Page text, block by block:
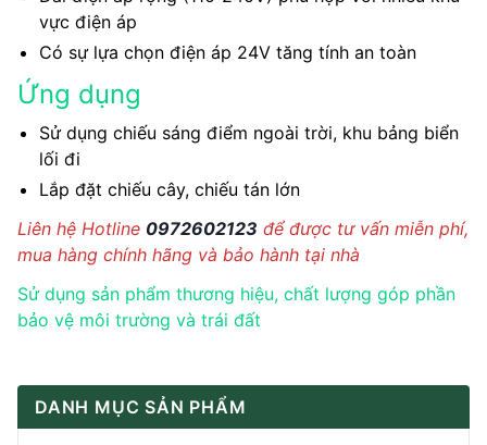
vực điện áp
Có sự lựa chọn điện áp 24V tăng tính an toàn
Ứng dụng
Sử dụng chiếu sáng điểm ngoài trời, khu bảng biển
lối đi
Lắp đặt chiếu cây, chiếu tán lớn
Liên hệ Hotline 0972602123 để được tư vấn miễn phí,
mua hàng chính hãng và bảo hành tại nhà
Sử dụng sản phẩm thương hiệu, chất lượng góp phần
bảo vệ môi trường và trái đất
DANH MỤC SẢN PHẨM